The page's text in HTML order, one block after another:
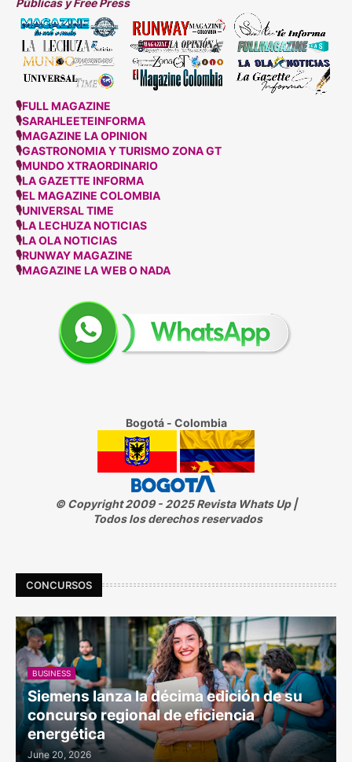
Públicas y Free Press
🎙FULL MAGAZINE
🎙SARAHLEETEINFORMA
🎙MAGAZINE LA OPINION
🎙GASTRONOMIA Y TURISMO ZONA GT
🎙MUNDO XTRAORDINARIO
🎙LA GAZETTE INFORMA
🎙EL MAGAZINE COLOMBIA
🎙UNIVERSAL TIME
🎙LA LECHUZA NOTICIAS
🎙LA OLA NOTICIAS
🎙RUNWAY MAGAZINE
🎙MAGAZINE LA WEB O NADA
Bogotá - Colombia
© Copyright 2009 - 2025 Revista Whats Up |
Todos los derechos reservados
CONCURSOS
BUSINESS
Siemens lanza la décima edición de su
concurso regional de eficiencia
energética
June 20, 2026